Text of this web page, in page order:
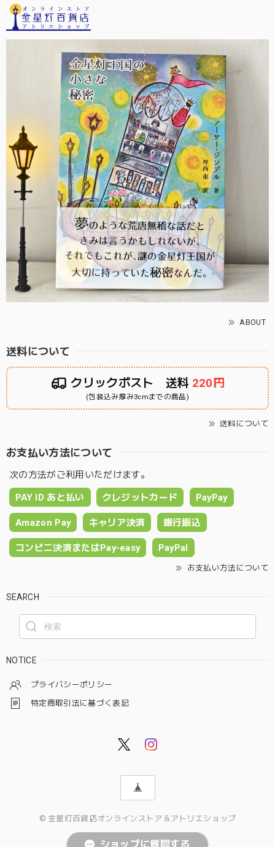
ABOUT
送料について
クリックポスト 送料 220円
(包装込み厚み3cmまでの商品)
送料について
お支払い方法について
次の方法がご利用いただけます。
PAY ID あと払い クレジットカード PayPay
Amazon Pay キャリア決済 銀行振込
コンビニ決済またはPay-easy PayPal
お支払い方法について
SEARCH
NOTICE
プライバシーポリシー
特定商取引法に基づく表記
© 金星灯百貨店オンラインストア＆アトリエショップ
ショップに質問する